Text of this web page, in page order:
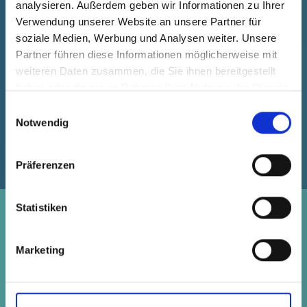
analysieren. Außerdem geben wir Informationen zu Ihrer
Verwendung unserer Website an unsere Partner für
soziale Medien, Werbung und Analysen weiter. Unsere
Partner führen diese Informationen möglicherweise mit
weiteren Daten zusammen, die Sie ihnen bereitgestellt
Notwendig
Präferenzen
Statistiken
Marketing
und zur Auswahl von Möglichkeiten
Musterexemplare an.
PCF BERECHNEN.